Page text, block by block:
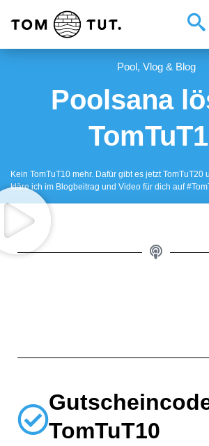
Pool, Vlog & Blog
Poolsana
Kein TomTuT10 mehr. Dafür gibt es jetzt TomTuT20
kläre ich im Blogbeitrag und Video für dich auf
TomTuT10